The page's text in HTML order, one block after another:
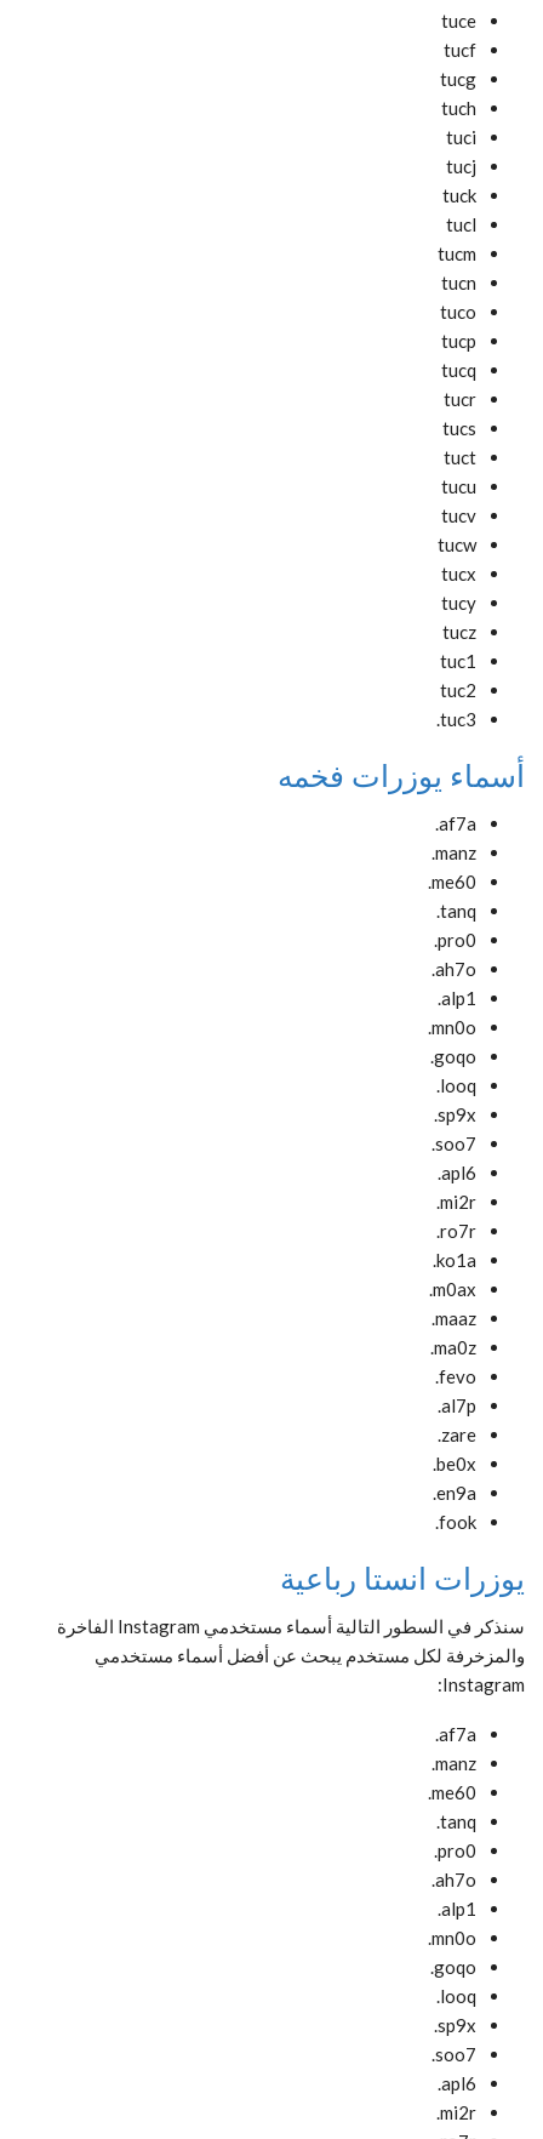
tuce
tucf
tucg
tuch
tuci
tucj
tuck
tucl
tucm
tucn
tuco
tucp
tucq
tucr
tucs
tuct
tucu
tucv
tucw
tucx
tucy
tucz
tuc1
tuc2
tuc3.
أسماء يوزرات فخمه
af7a.
manz.
me60.
tanq.
pro0.
ah7o.
alp1.
mn0o.
goqo.
looq.
sp9x.
soo7.
apl6.
mi2r.
ro7r.
ko1a.
m0ax.
maaz.
ma0z.
fevo.
al7p.
zare.
be0x.
en9a.
fook.
يوزرات انستا رباعية
سنذكر في السطور التالية أسماء مستخدمي Instagram الفاخرة
والمزخرفة لكل مستخدم يبحث عن أفضل أسماء مستخدمي
Instagram:
af7a.
manz.
me60.
tanq.
pro0.
ah7o.
alp1.
mn0o.
goqo.
looq.
sp9x.
soo7.
apl6.
mi2r.